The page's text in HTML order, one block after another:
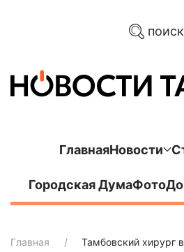
поиск
ГлавнаяНовости
Городская ДумаФото
Главная
Тамбовский хирург